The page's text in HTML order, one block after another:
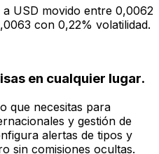
USD movido entre 0,0062
con 0,22% volatilidad.
en cualquier lugar.
que necesitas para
y gestión de
alertas de tipos y
sin comisiones ocultas.